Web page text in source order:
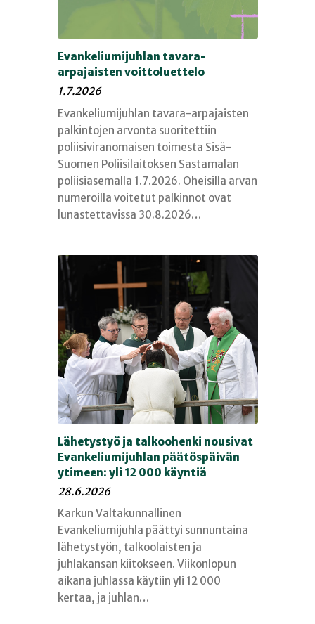
Evankeliumijuhlan tavara-
arpajaisten voittoluettelo
1.7.2026
Evankeliumijuhlan tavara-arpajaisten
palkintojen arvonta suoritettiin
poliisiviranomaisen toimesta Sisä-
Suomen Poliisilaitoksen Sastamalan
poliisiasemalla 1.7.2026. Oheisilla arvan
numeroilla voitetut palkinnot ovat
lunastettavissa 30.8.2026…
Lähetystyö ja talkoohenki nousivat
Evankeliumijuhlan päätöspäivän
ytimeen: yli 12 000 käyntiä
28.6.2026
Karkun Valtakunnallinen
Evankeliumijuhla päättyi sunnuntaina
lähetystyön, talkoolaisten ja
juhlakansan kiitokseen. Viikonlopun
aikana juhlassa käytiin yli 12 000
kertaa, ja juhlan…